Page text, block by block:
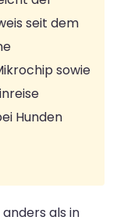
seit dem
sowie
Hunden
als in